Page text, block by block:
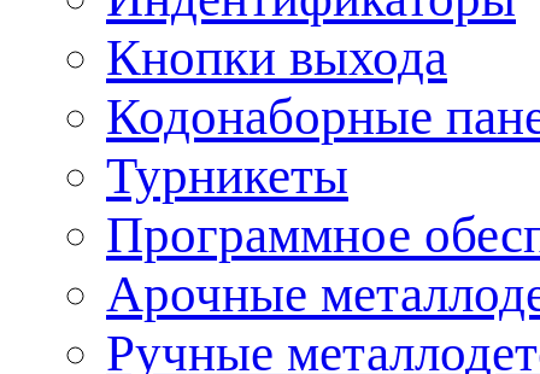
Кнопки выхода
Кодонаборные
Турникеты
Программное
Арочные
Ручные